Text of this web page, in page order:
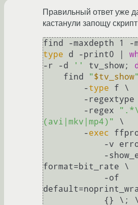
Правильный ответ уже
кастанули запощу
find -maxdepth 1 -
type d -print0 |
-r -d
'' tv_show;
    find
"$tv_show"
        -
type f \
        -regex
(avi|mkv|mp4)"
\
        -
exec
format=bit_rate \